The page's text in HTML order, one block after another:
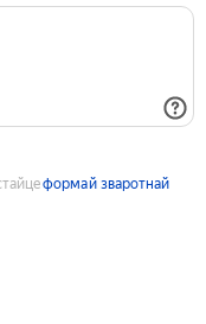
формай зваротнай